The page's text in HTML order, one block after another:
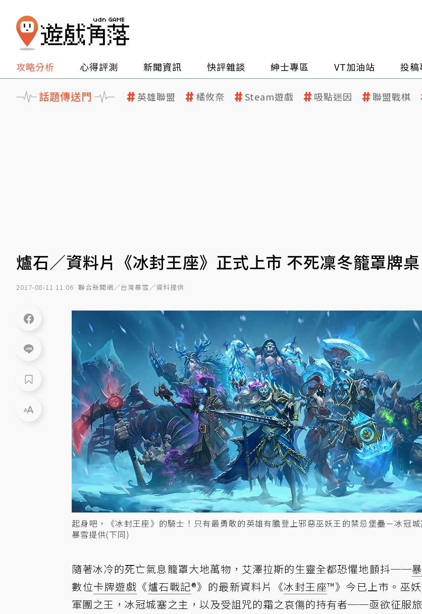
攻略分析 心得評測 新聞資訊 快評雜談 紳士專區 VT加油站 投稿
話題傳送門 英雄聯盟 橘攸奈 Steam遊戲 吸點迷因 聯盟戰棋
爐石／資料片《冰封王座》正式上市 不死凜冬籠罩牌桌
2017-08-11 11:06 聯合新聞網／台灣暴雪／資料提供
起身吧，《冰封王座》的騎士！只有最勇敢的英雄有膽登上邪惡巫妖王的禁忌堡壘－冰冠
暴雪提供(下同)
隨著冰冷的死亡氣息籠罩大地萬物，艾澤拉斯的生靈全都恐懼地顫抖──
數位卡牌遊戲 《爐石戰記®》的最新資料片《冰封王座™》今已上市。巫
軍團之王，冰冠城塞之主，以及受詛咒的霜之哀傷的持有者──亟欲征服